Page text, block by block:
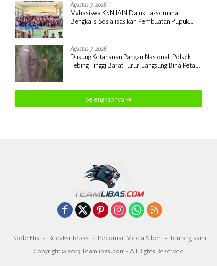
Agustus 7, 2026
Mahasiswa KKN IAIN Datuk Laksemana
Bengkalis Sosialisasikan Pembuatan Pupuk
Agustus 7, 2026
Dukung Ketahanan Pangan Nasional, Polsek
Tebing Tinggi Barat Turun Langsung Bina Petani
Selengkapnya
Kode Etik Redaksi Tebas Pedoman Media Siber
Tentang kami
Copyright © 2025 Teamlibas.com - All Rights Reserved